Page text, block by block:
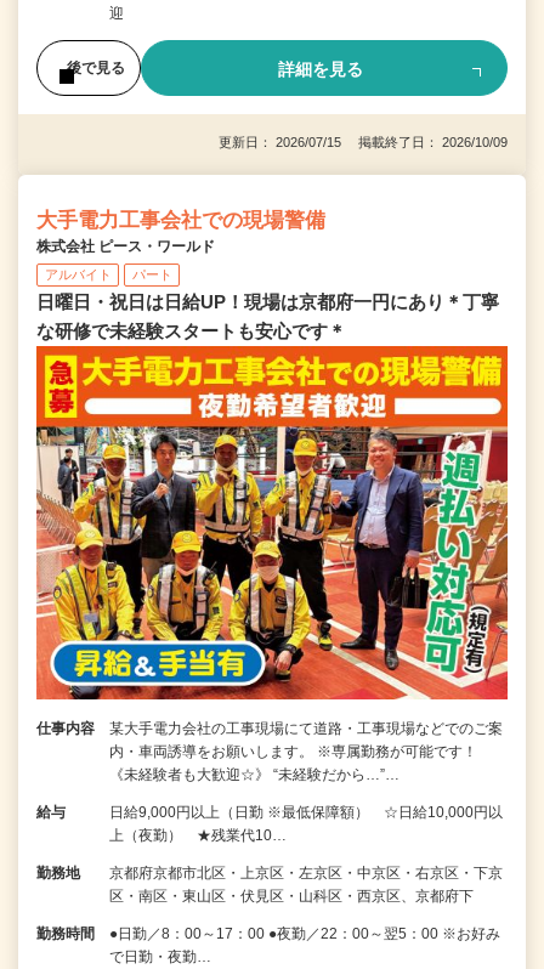
迎
後で見る 詳細を見る
更新日： 2026/07/15 掲載終了日： 2026/10/09
大手電力工事会社での現場警備
株式会社 ピース・ワールド
アルバイト パート
日曜日・祝日は日給UP！現場は京都府一円にあり＊丁寧
な研修で未経験スタートも安心です＊
仕事内容
某大手電力会社の工事現場にて道路・工事現場などでのご案
内・車両誘導をお願いします。 ※専属勤務が可能です！
《未経験者も大歓迎☆》 “未経験だから…”…
給与
日給9,000円以上（日勤 ※最低保障額） ☆日給10,000円以
上（夜勤） ★残業代10…
勤務地
京都府京都市北区・上京区・左京区・中京区・右京区・下京
区・南区・東山区・伏見区・山科区・西京区、京都府下
勤務時間
●日勤／8：00～17：00 ●夜勤／22：00～翌5：00 ※お好み
で日勤・夜勤…